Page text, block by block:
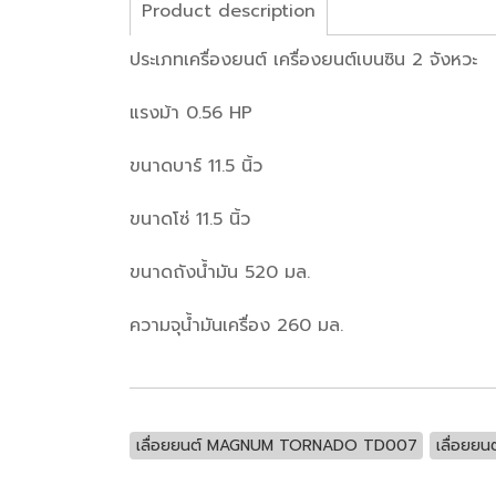
Product description
ประเภทเครื่องยนต์ เครื่องยนต์เบนซิน 2 จังหวะ
แรงม้า 0.56 HP
ขนาดบาร์ 11.5 นิ้ว
ขนาดโซ่ 11.5 นิ้ว
ขนาดถังน้ำมัน 520 มล.
ความจุน้ำมันเครื่อง 260 มล.
เลื่อยยนต์ MAGNUM TORNADO TD007 เลื่อยยน